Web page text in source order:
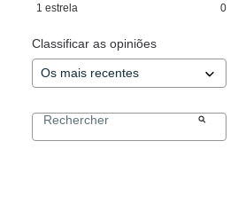
1 estrela 0
Classificar as opiniões